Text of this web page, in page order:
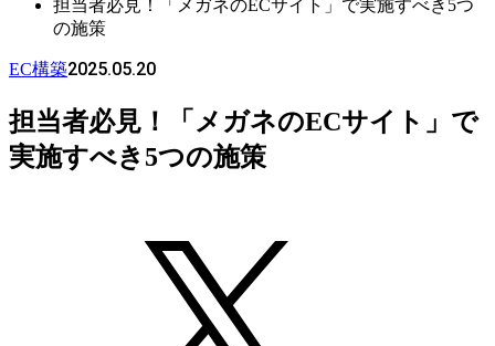
担当者必見！「メガネのECサイト」で実施すべき5つ
の施策
EC構築2025.05.20
担当者必見！「メガネのECサイト」で
実施すべき5つの施策